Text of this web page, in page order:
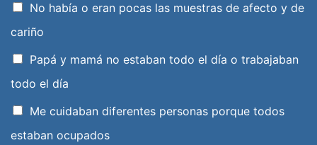
No había o eran pocas las muestras de afecto y de
cariño
Papá y mamá no estaban todo el día o trabajaban
todo el día
Me cuidaban diferentes personas porque todos
estaban ocupados